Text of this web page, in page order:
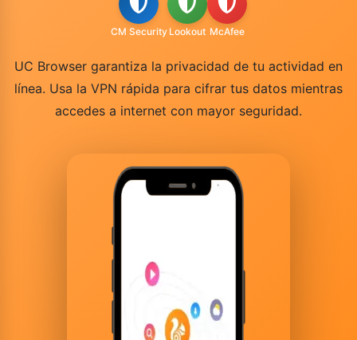
CM Security Lookout McAfee
UC Browser garantiza la privacidad de tu actividad en
línea. Usa la VPN rápida para cifrar tus datos mientras
accedes a internet con mayor seguridad.